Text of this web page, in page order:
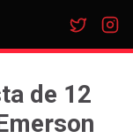
de 12